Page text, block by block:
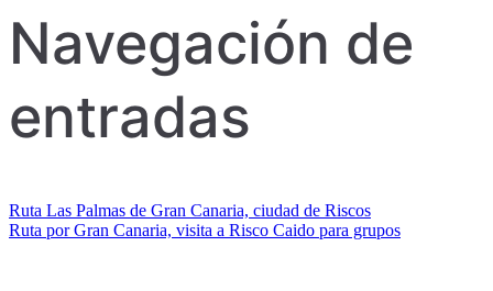
Navegación de
entradas
Ruta Las Palmas de Gran Canaria, ciudad de Riscos
Ruta por Gran Canaria, visita a Risco Caido para grupos